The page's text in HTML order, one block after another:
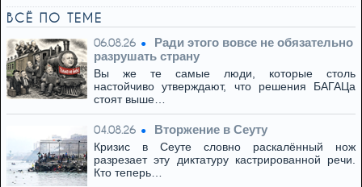
ВСЁ ПО ТЕМЕ
06.08.26
Ради этого вовсе не обязательно
разрушать страну
Вы же те самые люди, которые столь
настойчиво утверждают, что решения БАГАЦа
стоят выше…
04.08.26 Вторжение в Сеуту
Кризис в Сеуте словно раскалённый нож
разрезает эту диктатуру кастрированной речи.
Кто теперь…